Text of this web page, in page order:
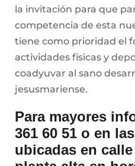
la invitación para que
competencia de esta
tiene como prioridad el
actividades físicas y
coadyuvar al sano
jesusmariense.
Para mayores
361 60 51 o en
ubicadas en